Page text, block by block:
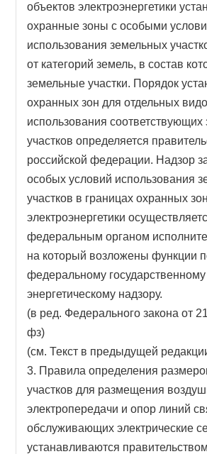
объектов электроэнергетики
охранные зоны с особыми
использования земельных
от категорий земель, в состав
земельные участки. Порядок
охранных зон для отдельных
использования
участков определяется
российской федерации. Надзор
особых условий использования
участков в границах охранных
электроэнергетики
федеральным органом
на который возложены функции
федеральному государственному
энергетическому надзору.
(в ред. Федерального закона от
фз)
(см. Текст в предыдущей
3. Правила определения
участков для размещения
электропередачи и опор линий
обслуживающих электрические
устанавливаются